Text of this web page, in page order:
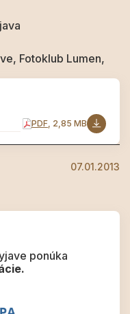
Fotoklub Lumen,
PDF , 2,85 MB
07.01.2013
ponúka